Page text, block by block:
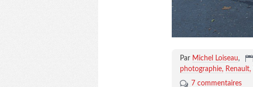
Par Michel Loiseau,
photographie
Renault
7 commentaires